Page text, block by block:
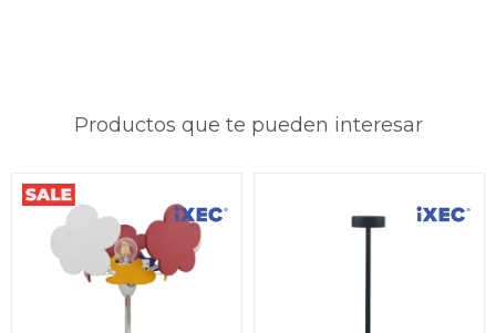
Productos que te pueden interesar